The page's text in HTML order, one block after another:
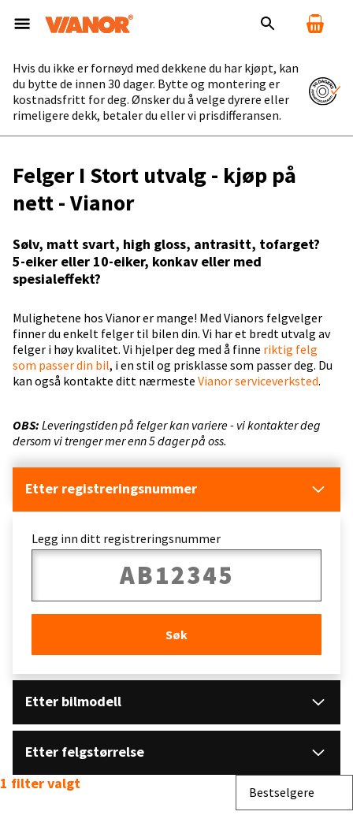
Hvis du ikke er fornøyd med dekkene du har kjøpt, kan
du bytte de innen 30 dager. Bytte og montering er
kostnadsfritt for deg. Ønsker du å velge dyrere eller
rimeligere dekk, betaler du eller vi prisdifferansen.
Felger I Stort utvalg - kjøp på
nett - Vianor
Sølv, matt svart, high gloss, antrasitt, tofarget?
5-eiker eller 10-eiker, konkav eller med
spesialeffekt?
Mulighetene hos Vianor er mange! Med Vianors felgvelger
finner du enkelt felger til bilen din. Vi har et bredt utvalg av
felger i høy kvalitet. Vi hjelper deg med å finne riktig felg
som passer din bil, i en stil og prisklasse som passer deg. Du
kan også kontakte ditt nærmeste Vianor serviceverksted.
OBS: Leveringstiden på felger kan variere - vi kontakter deg
dersom vi trenger mer enn 5 dager på oss.
Etter registreringsnummer
Legg inn ditt registreringsnummer
Søk
Etter bilmodell
Etter felgstørrelse
Bestselgere
1 filter valgt